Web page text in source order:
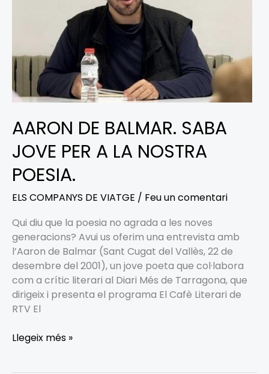
AARON DE BALMAR. SABA
JOVE PER A LA NOSTRA
POESIA.
ELS COMPANYS DE VIATGE / Feu un comentari
Qui diu que la poesia no agrada a les noves
generacions? Avui us oferim una entrevista amb
l’Aaron de Balmar (Sant Cugat del Vallès, 22 de
desembre del 2001), un jove poeta que col·labora
com a crític literari al Diari Més de Tarragona, que
dirigeix i presenta el programa El Cafè Literari de
RTV El
Llegeix més »